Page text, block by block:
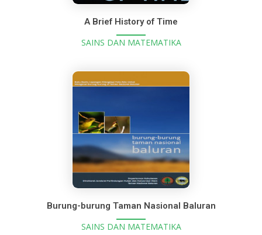
A Brief History of Time
SAINS DAN MATEMATIKA
Burung-burung Taman Nasional Baluran
SAINS DAN MATEMATIKA